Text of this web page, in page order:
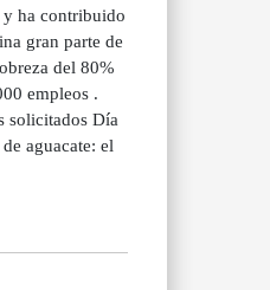
y ha contribuido
gran parte de
del 80%
empleos .
solicitados Día
aguacate: el